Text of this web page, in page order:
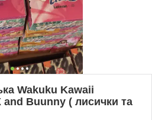
Wakuku Kawaii
and Buunny ( лисички та